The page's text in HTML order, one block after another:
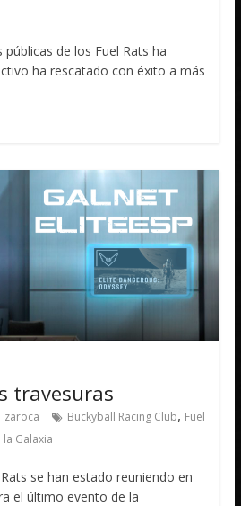
de los Fuel Rats ha
ha rescatado con éxito a más
travesuras
zaroca Buckyball Racing Club, Fuel
Galaxia
se han estado reuniendo en
el último evento de la